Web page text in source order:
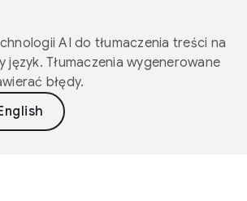
AI do tłumaczenia treści na
język. Tłumaczenia wygenerowane
błędy.